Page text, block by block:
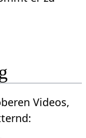
Videos,
also einen Audio Vortrag über Zitternd‏‎: